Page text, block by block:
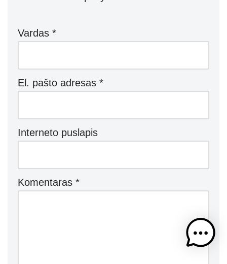
Vardas *
El. pašto adresas *
Interneto puslapis
Komentaras *